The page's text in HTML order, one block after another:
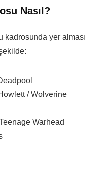
Nasıl?
kadrosunda yer alması
/ Wolverine
Warhead